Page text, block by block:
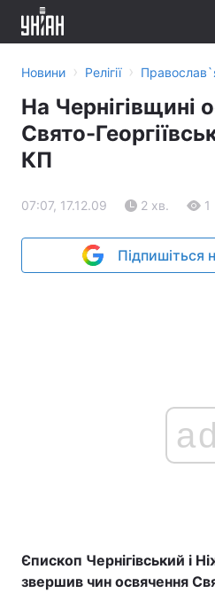
Новини › Релігії ›
На Чернігівщині
Свято-
КП
07:07, 17.12.09 2 хв. 1
Підпишіться
ad
Єпископ Чернігівський і
звершив чин освячення